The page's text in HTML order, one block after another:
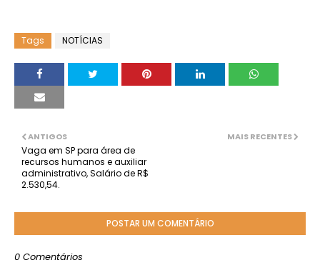
Tags NOTÍCIAS
MAIS RECENTES
ANTIGOS
Vaga em SP para área de
recursos humanos e auxiliar
administrativo, Salário de R$
2.530,54.
POSTAR UM COMENTÁRIO
0 Comentários